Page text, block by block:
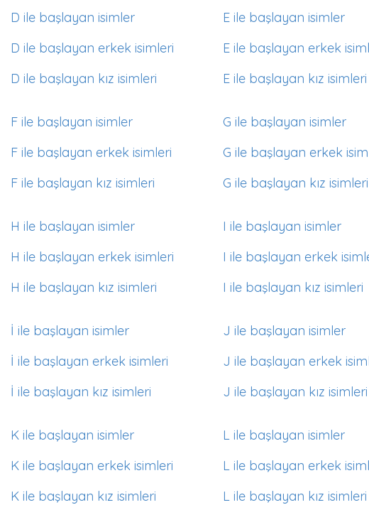
D ile başlayan isimler
D ile başlayan erkek isimleri
D ile başlayan kız isimleri
E ile başlayan isimler
E ile başlayan erkek
E ile başlayan kız isimleri
F ile başlayan isimler
F ile başlayan erkek isimleri
F ile başlayan kız isimleri
G ile başlayan isimler
G ile başlayan erkek
G ile başlayan kız isimleri
H ile başlayan isimler
H ile başlayan erkek isimleri
H ile başlayan kız isimleri
I ile başlayan isimler
I ile başlayan erkek
I ile başlayan kız isimleri
İ ile başlayan isimler
İ ile başlayan erkek isimleri
İ ile başlayan kız isimleri
J ile başlayan isimler
J ile başlayan erkek
J ile başlayan kız isimleri
K ile başlayan isimler
K ile başlayan erkek isimleri
K ile başlayan kız isimleri
L ile başlayan isimler
L ile başlayan erkek
L ile başlayan kız isimleri